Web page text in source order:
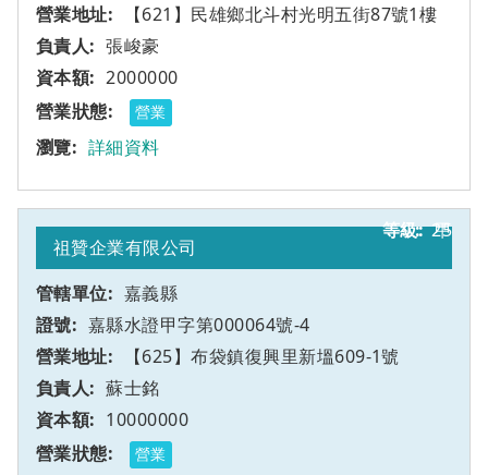
【621】民雄鄉北斗村光明五街87號1樓
張峻豪
2000000
營業
詳細資料
25
祖贊企業有限公司
嘉義縣
嘉縣水證甲字第000064號-4
【625】布袋鎮復興里新塭609-1號
甲
蘇士銘
10000000
營業